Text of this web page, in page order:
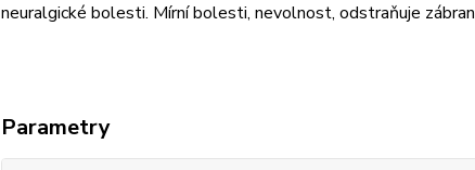
neuralgické bolesti. Mírní bolesti, nevolnost, odstraňuje
Parametry